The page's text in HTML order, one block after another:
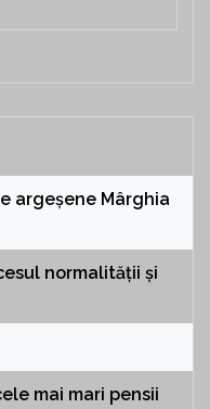
argeșene Mârghia
normalității și
mai mari pensii